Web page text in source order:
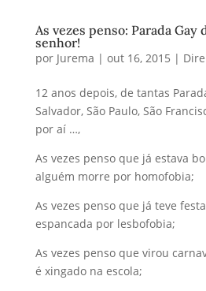
As vezes penso: Parada Gay
senhor!
por Jurema | out 16, 2015 |
12 anos depois, de tantas
Salvador, São Paulo, São
por aí …,
As vezes penso que já estava
alguém morre por homofobia;
As vezes penso que já teve
espancada por lesbofobia;
As vezes penso que virou
é xingado na escola;